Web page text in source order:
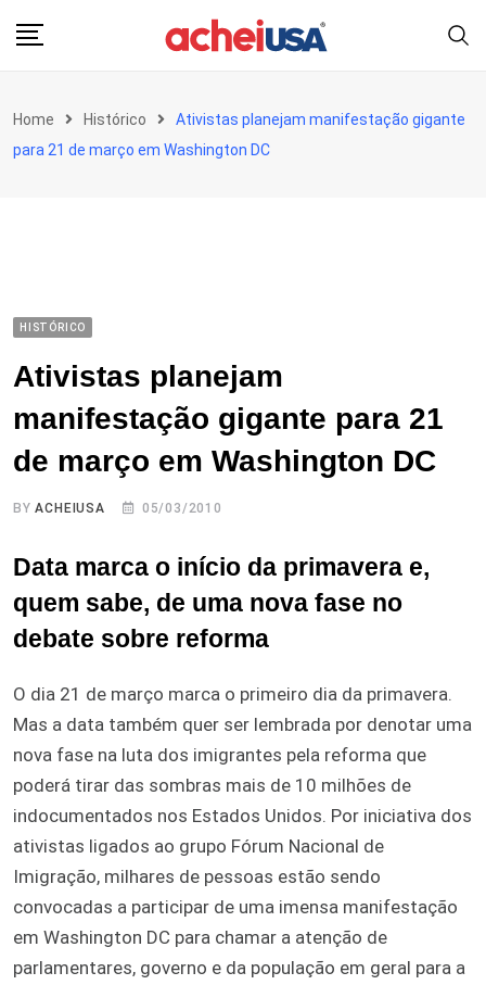
Home Histórico
Ativistas planejam manifestação gigante
para 21 de março em Washington DC
HISTÓRICO
Ativistas planejam
manifestação gigante para 21
de março em Washington DC
BYACHEIUSA 05/03/2010
Data marca o início da primavera e,
quem sabe, de uma nova fase no
debate sobre reforma
O dia 21 de março marca o primeiro dia da primavera.
Mas a data também quer ser lembrada por denotar uma
nova fase na luta dos imigrantes pela reforma que
poderá tirar das sombras mais de 10 milhões de
indocumentados nos Estados Unidos. Por iniciativa dos
ativistas ligados ao grupo Fórum Nacional de
Imigração, milhares de pessoas estão sendo
convocadas a participar de uma imensa manifestação
em Washington DC para chamar a atenção de
parlamentares, governo e da população em geral para a